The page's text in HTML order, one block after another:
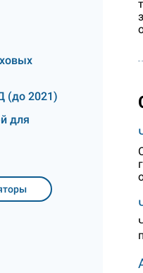
(до 2021)
для